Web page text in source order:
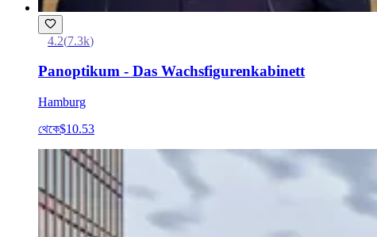
4.2(7.3k)
Panoptikum - Das Wachsfigurenkabinett
Hamburg
থেকে$10.53